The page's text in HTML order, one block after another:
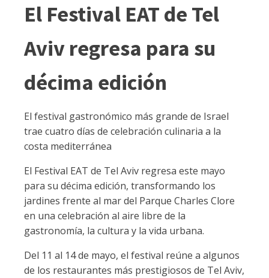
El Festival EAT de Tel
Aviv regresa para su
décima edición
El festival gastronómico más grande de Israel
trae cuatro días de celebración culinaria a la
costa mediterránea
El Festival EAT de Tel Aviv regresa este mayo
para su décima edición, transformando los
jardines frente al mar del Parque Charles Clore
en una celebración al aire libre de la
gastronomía, la cultura y la vida urbana.
Del 11 al 14 de mayo, el festival reúne a algunos
de los restaurantes más prestigiosos de Tel Aviv,